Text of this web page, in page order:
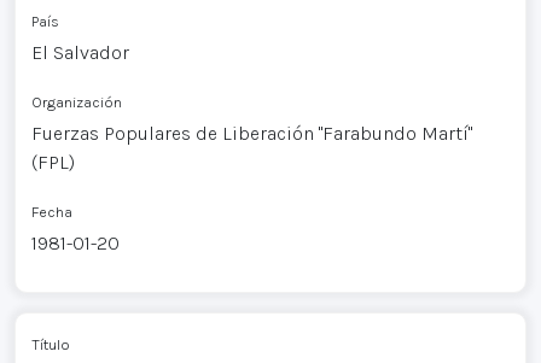
País
El Salvador
Organización
Fuerzas Populares de Liberación "Farabundo Martí"
(FPL)
Fecha
1981-01-20
Título